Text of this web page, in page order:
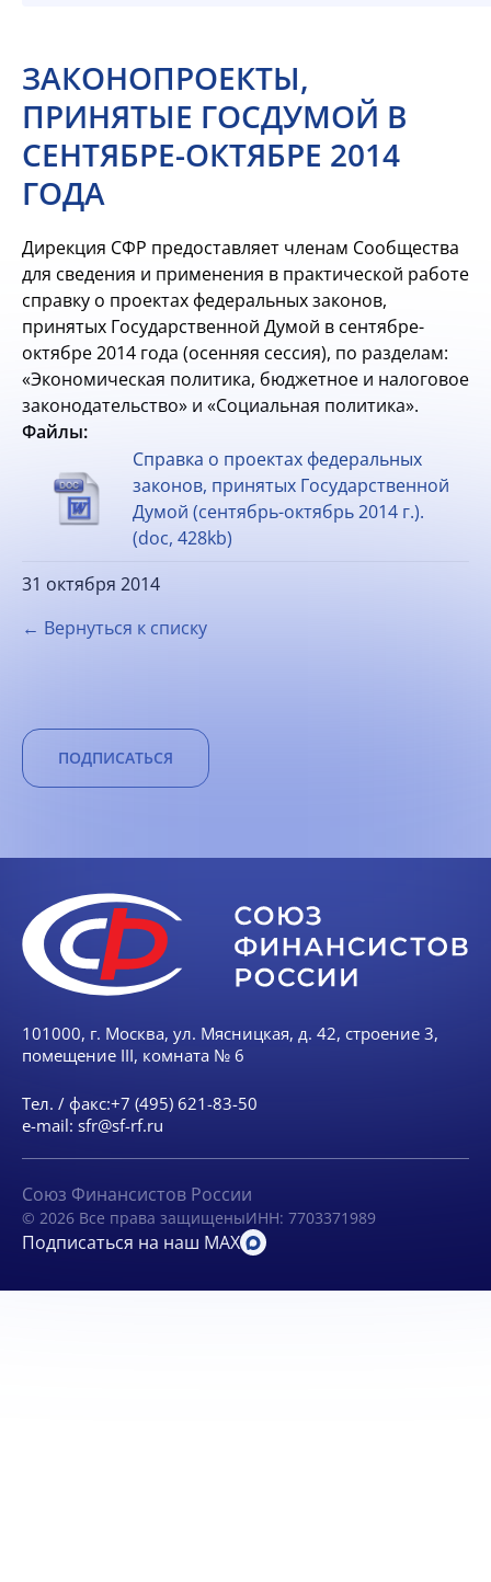
ЗАКОНОПРОЕКТЫ,
ПРИНЯТЫЕ ГОСДУМОЙ В
СЕНТЯБРЕ-ОКТЯБРЕ 2014
ГОДА
Дирекция СФР предоставляет членам Сообщества
для сведения и применения в практической работе
справку о проектах федеральных законов,
принятых Государственной Думой в сентябре-
октябре 2014 года (осенняя сессия), по разделам:
«Экономическая политика, бюджетное и налоговое
законодательство» и «Социальная политика».
Файлы:
Справка о проектах федеральных
законов, принятых Государственной
Думой (сентябрь-октябрь 2014 г.).
(doc, 428kb)
31 октября 2014
← Вернуться к списку
ПОДПИСАТЬСЯ
101000, г. Москва, ул. Мясницкая, д. 42, строение 3,
помещение III, комната № 6
Тел. / факс:+7 (495) 621-83-50
e-mail: sfr@sf-rf.ru
Союз Финансистов России
© 2026 Все права защищеныИНН: 7703371989
Подписаться на наш MAX